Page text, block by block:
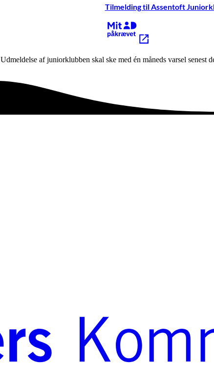
Tilmelding til Assentoft
Kræver MitID
Udmeldelse af juniorklubben skal ske med én måneds varsel senest